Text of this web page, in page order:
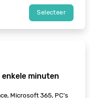
Selecteer
minuten
Microsoft 365, PC's